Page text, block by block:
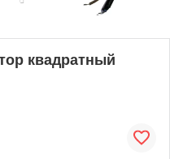
квадратный